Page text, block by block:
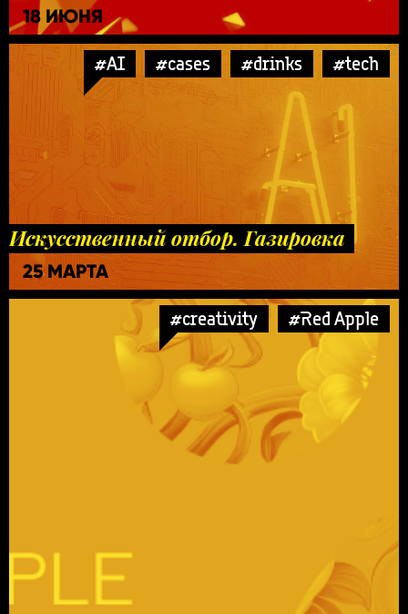
18 ИЮНЯ
#AI #cases #drinks #tech
Искусственный отбор. Газировка
25 МАРТА
#creativity #Red Apple